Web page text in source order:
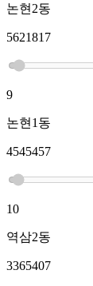
논현2동
5621817
9
논현1동
4545457
10
역삼2동
3365407